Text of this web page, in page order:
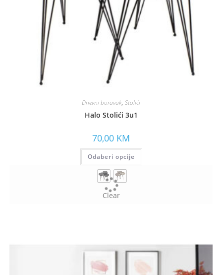
Dnevni boravak, Stolići
Halo Stolići 3u1
70,00 KM
Odaberi opcije
Clear